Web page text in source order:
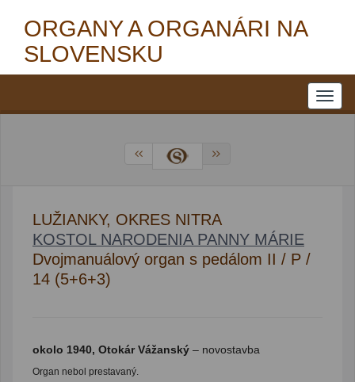
ORGANY A ORGANÁRI NA
SLOVENSKU
LUŽIANKY, OKRES NITRA
KOSTOL NARODENIA PANNY MÁRIE
Dvojmanuálový organ s pedálom II / P /
14 (5+6+3)
okolo 1940, Otokár Vážanský – novostavba
Organ nebol prestavaný.